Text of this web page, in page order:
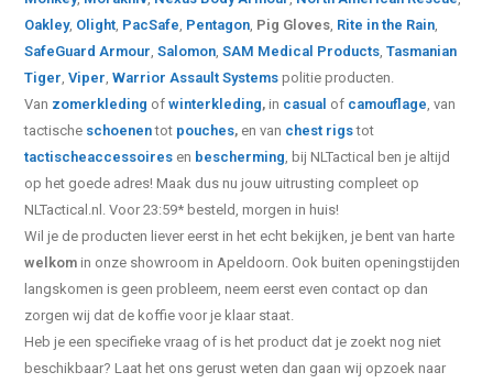
Oakley, Olight, PacSafe, Pentagon, Pig Gloves, Rite in the Rain,
SafeGuard Armour,Salomon,SAM Medical Products,Tasmanian
Tiger,Viper,Warrior Assault Systems politie producten.
Van zomerkleding ofwinterkleding, in casual of camouflage, van
tactische schoenentot pouches, en van chest rigstot
tactischeaccessoires en bescherming, bij NLTactical ben je altijd
op het goede adres! Maak dus nu jouw uitrusting compleet op
NLTactical.nl. Voor 23:59* besteld, morgen in huis!
Wil je de producten liever eerst in het echt bekijken, je bent van harte
welkom in onze showroom in Apeldoorn. Ook buiten openingstijden
langskomen is geen probleem, neem eerst even contact op dan
zorgen wij dat de koffie voor je klaar staat.
Heb je een specifieke vraag of is het product dat je zoekt nog niet
beschikbaar? Laat het ons gerust weten dan gaan wij opzoek naar